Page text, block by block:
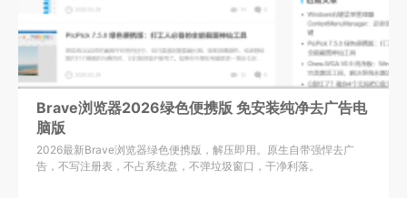
Brave浏览器2026绿色便携版 免安装纯净去广告电
脑版
2026最新Brave浏览器绿色便携版，解压即用。原生自带强悍去广
告，不写注册表，不占系统盘，不弹垃圾窗口，干净利落。